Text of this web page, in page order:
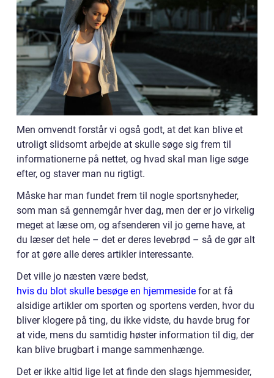
Men omvendt forstår vi også godt, at det kan blive et
utroligt slidsomt arbejde at skulle søge sig frem til
informationerne på nettet, og hvad skal man lige søge
efter, og staver man nu rigtigt.
Måske har man fundet frem til nogle sportsnyheder,
som man så gennemgår hver dag, men der er jo virkelig
meget at læse om, og afsenderen vil jo gerne have, at
du læser det hele – det er deres levebrød – så de gør alt
for at gøre alle deres artikler interessante.
Det ville jo næsten være bedst,
hvis du blot skulle besøge en hjemmeside for at få
alsidige artikler om sporten og sportens verden, hvor du
bliver klogere på ting, du ikke vidste, du havde brug for
at vide, mens du samtidig høster information til dig, der
kan blive brugbart i mange sammenhænge.
Det er ikke altid lige let at finde den slags hjemmesider,